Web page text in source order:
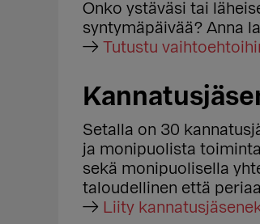
Onko ystäväsi tai
syntymäpäivää? Anna
→ Tutustu
Setalla on 30
ja monipuolista
sekä monipuolisella
taloudellinen että
→ Liity